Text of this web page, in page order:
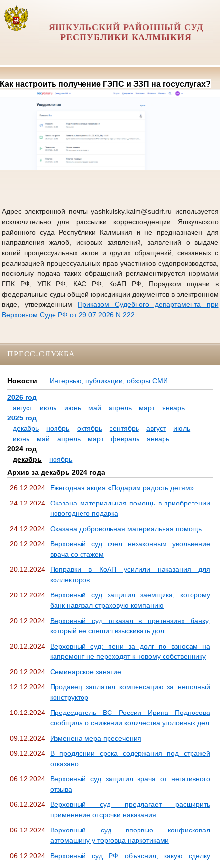
ЯШКУЛЬСКИЙ РАЙОННЫЙ СУД
РЕСПУБЛИКИ КАЛМЫКИЯ
Как настроить получение ГЭПС и ЭЗП на госуслугах?
Адрес электронной почты yashkulsky.kalm@sudrf.ru используется
исключительно для рассылки корреспонденции Яшкульского
районного суда Республики Калмыкия и не предназначен для
направления жалоб, исковых заявлений, заявлений о выдаче
копий процессуальных актов и других обращений, связанных с
реализацией процессуальных прав участников судопроизводства,
поскольку подача таких обращений регламентируется нормами
ГПК РФ, УПК РФ, КАС РФ, КоАП РФ, Порядком подачи в
федеральные суды общей юрисдикции документов в электронном
виде, утвержденным Приказом Судебного департамента при
Верховном Суде РФ от 29.07.2026 N 222.
ПРЕСС-СЛУЖБА
Новости Интервью, публикации, обзоры СМИ
2026 год
август
июль июнь май апрель март
январь
2025 год
декабрь
ноябрь октябрь сентябрь август
июль
июнь
май апрель март февраль
январь
2024 год
декабрь
ноябрь
Архив за декабрь 2024 года
26.12.2024
Ежегодная акция «Подарим радость детям»
24.12.2024
Оказана материальная помощь в приобретении
новогоднего подарка
24.12.2024
Оказана добровольная материальная помощь
20.12.2024
Верховный суд счел незаконным увольнение
врача со стажем
20.12.2024
Поправки в КоАП усилили наказания для
коллекторов
20.12.2024
Верховный суд защитил заемщика, которому
банк навязал страховую компанию
20.12.2024
Верховный суд отказал в претензиях банку,
который не спешил взыскивать долг
20.12.2024
Верховный суд: пени за долг по взносам на
капремонт не переходят к новому собственнику
20.12.2024
Семинарское занятие
12.12.2024
Продавец заплатил компенсацию за неполный
конструктор
10.12.2024
Председатель ВС России Ирина Подносова
сообщила о снижении количества уголовных дел
09.12.2024
Изменена мера пресечения
09.12.2024
В продлении срока содержания под стражей
отказано
06.12.2024
Верховный суд защитил врача от негативного
отзыва
06.12.2024
Верховный суд предлагает расширить
применение отсрочки наказания
06.12.2024
Верховный суд впервые конфисковал
автомашину у торговца наркотиками
06.12.2024
Верховный суд РФ объяснил, какую сделку